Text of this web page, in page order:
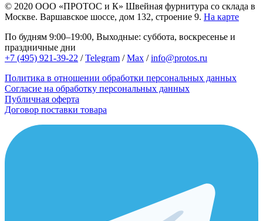
© 2020 ООО «ПРОТОС и К» Швейная фурнитура со склада в
Москве. Варшавское шоссе, дом 132, строение 9. На карте
По будням 9:00–19:00, Выходные: суббота, воскресенье и
праздничные дни
+7 (495) 921-39-22 /Telegram /Max /info@protos.ru
Политика в отношении обработки персональных данных
Согласие на обработку персональных данных
Публичная оферта
Договор поставки товара